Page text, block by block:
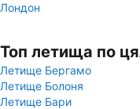
Лондон
Топ летища по
Летище Бергамо
Летище Болоня
Летище Бари